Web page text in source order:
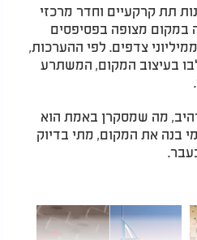
תת קרקעיים וחדר מרכזי
במקום מצופה בפסיפסים
צדפים. לפי ההערכות,
בעיצוב המקום, המשתרע
מה שמסקרן באמת הוא
בנה את המקום, מתי בדיוק